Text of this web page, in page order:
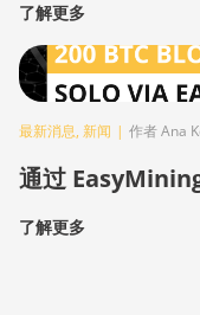
了解更多
最新消息, 新闻 | 作者 Ana
通过
了解更多